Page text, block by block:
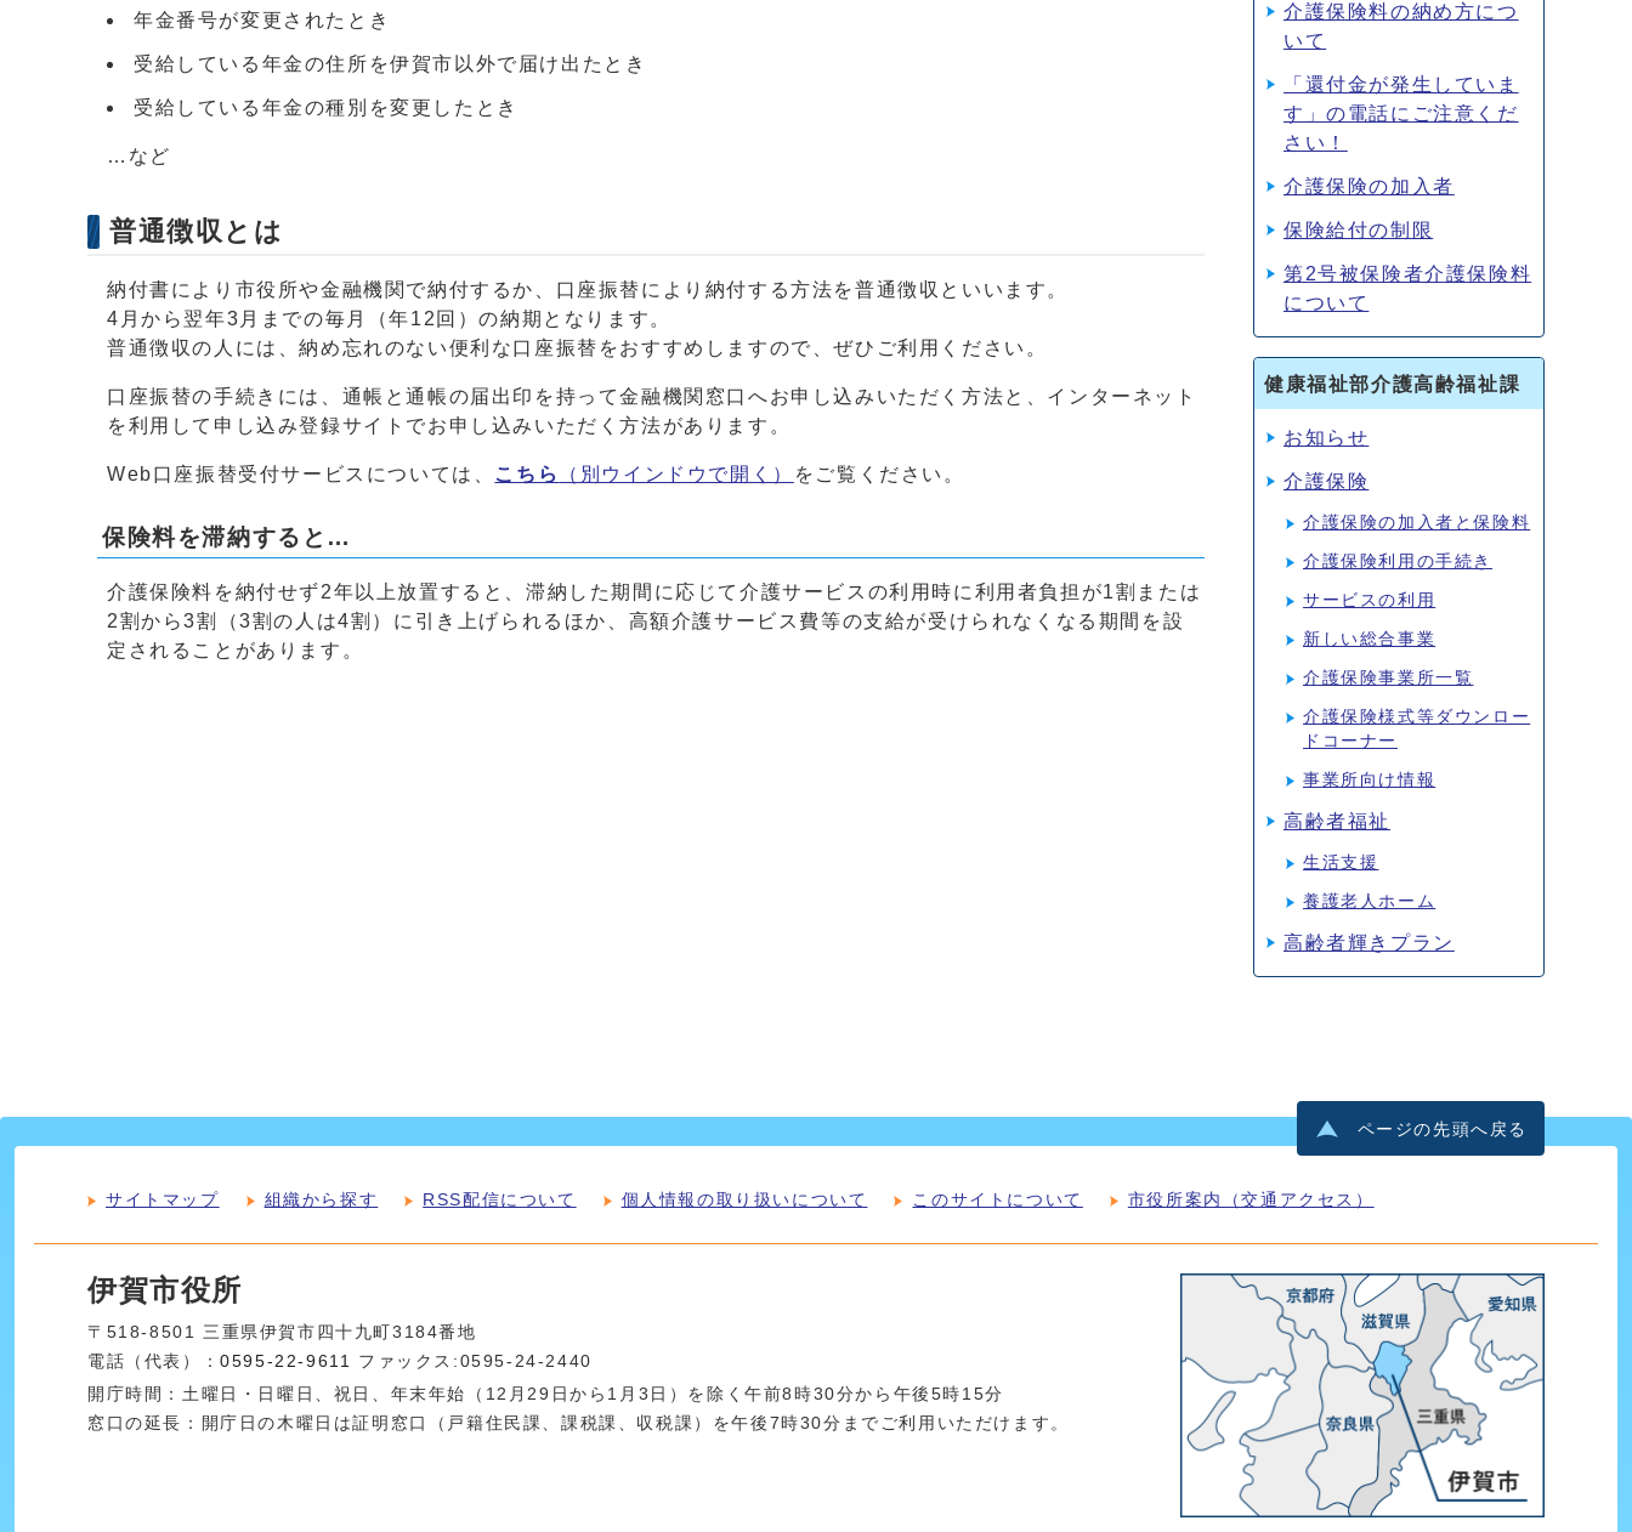
年金番号が変更されたとき
受給している年金の住所を伊賀市以外で届け出たとき
受給している年金の種別を変更したとき
…など
普通徴収とは
納付書により市役所や金融機関で納付するか、口座振替により納付する方法を普通徴収といいます。
4月から翌年3月までの毎月（年12回）の納期となります。
普通徴収の人には、納め忘れのない便利な口座振替をおすすめしますので、ぜひご利用ください。
口座振替の手続きには、通帳と通帳の届出印を持って金融機関窓口へお申し込みいただく方法と、インターネット
を利用して申し込み登録サイトでお申し込みいただく方法があります。
Web口座振替受付サービスについては、 こちら （別ウインドウで開く） をご覧ください。
保険料を滞納すると…
介護保険料を納付せず2年以上放置すると、滞納した期間に応じて介護サービスの利用時に利用者負担が1割または
2割から3割（3割の人は4割）に引き上げられるほか、高額介護サービス費等の支給が受けられなくなる期間を設
定されることがあります。
介護保険料の納め方につ
いて
「還付金が発生していま
す」の電話にご注意くだ
さい！
介護保険の加入者
保険給付の制限
第2号被保険者介護保険料
について
健康福祉部介護高齢福祉課
お知らせ
介護保険
介護保険の加入者と保険料
介護保険利用の手続き
サービスの利用
新しい総合事業
介護保険事業所一覧
介護保険様式等ダウンロー
ドコーナー
事業所向け情報
高齢者福祉
生活支援
養護老人ホーム
高齢者輝きプラン
ページの先頭へ戻る
サイトマップ 組織から探す RSS配信について 個人情報の取り扱いについて このサイトについて 市役所案内（交通アクセス）
伊賀市役所
〒518-8501 三重県伊賀市四十九町3184番地
電話（代表）：0595-22-9611 ファックス:0595-24-2440
開庁時間：土曜日・日曜日、祝日、年末年始（12月29日から1月3日）を除く午前8時30分から午後5時15分
窓口の延長：開庁日の木曜日は証明窓口（戸籍住民課、課税課、収税課）を午後7時30分までご利用いただけます。